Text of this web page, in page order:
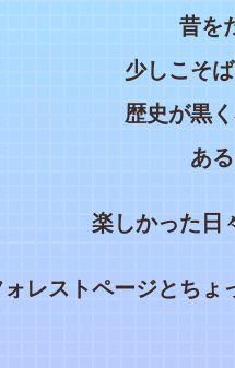
昔を
少しこそ
歴史が黒
あ
楽しかった日
レストページとちょ